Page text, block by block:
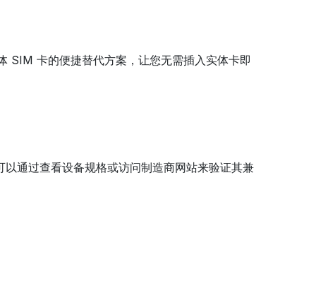
SIM 卡的便捷替代方案，让您无需插入实体卡即
通过查看设备规格或访问制造商网站来验证其兼